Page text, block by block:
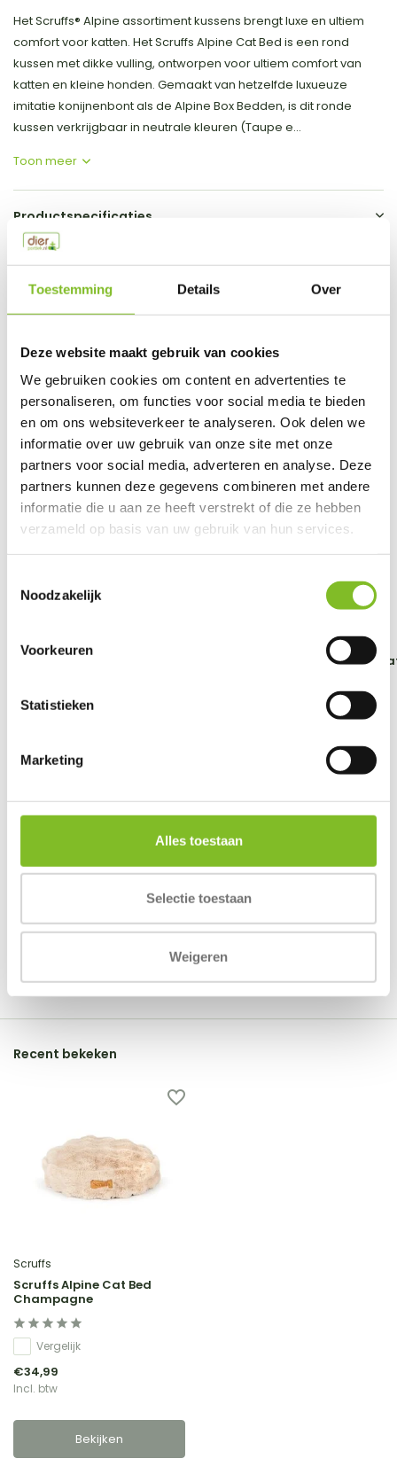
Toestemming Details Over
Deze website maakt gebruik van cookies
We gebruiken cookies om content en advertenties te
personaliseren, om functies voor social media te bieden
en om ons websiteverkeer te analyseren. Ook delen we
informatie over uw gebruik van onze site met onze
partners voor social media, adverteren en analyse. Deze
partners kunnen deze gegevens combineren met andere
informatie die u aan ze heeft verstrekt of die ze hebben
verzameld op basis van uw gebruik van hun services.
Noodzakelijk
Voorkeuren
Statistieken
Marketing
Alles toestaan
Selectie toestaan
Weigeren
Het Scruffs® Alpine assortiment kussens brengt luxe en ultiem
comfort voor katten. Het Scruffs Alpine Cat Bed is een rond
kussen met dikke vulling, ontworpen voor ultiem comfort van
katten en kleine honden. Gemaakt van hetzelfde luxueuze
imitatie konijnenbont als de Alpine Box Bedden, is dit ronde
kussen verkrijgbaar in neutrale kleuren (Taupe e...
Toon meer
Productspecificaties
EAN 5060328829832
Do you have a question about this product?
Our employee is happy to help you find the right product
Send mail
This product is available in the following variants:
Gerelateerde producten
Scruffs Alpine Box
Scruffs Alpine
€34,99
Based on 0 reviews
Er zijn nog geen reviews geschreven over dit product..
Recent bekeken
Scruffs
Scruffs Alpine Cat Bed
Champagne
Vergelijk
€34,99
Incl. btw
Bekijken